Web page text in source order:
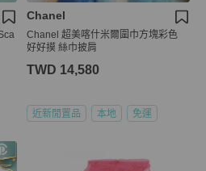
Chanel
Chanel 超美喀什米爾圍巾方塊彩色
好好摸 絲巾披肩
TWD 14,580
近新閒置品 本地 免運